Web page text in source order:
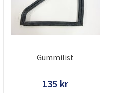
Gummilist
135 kr